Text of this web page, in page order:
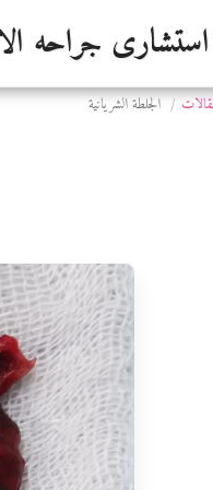
جراحه
الجلطة الشريانية